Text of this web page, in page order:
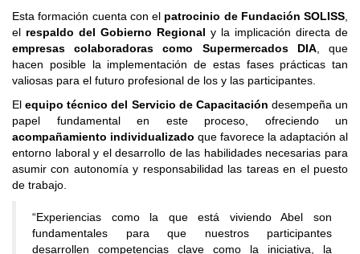
Esta formación cuenta con el patrocinio de Fundación SOLISS,
el respaldo del Gobierno Regional y la implicación directa de
empresas colaboradoras como Supermercados DIA, que
hacen posible la implementación de estas fases prácticas tan
valiosas para el futuro profesional de los y las participantes.
Elequipo técnico del Servicio de Capacitación desempeña un
papel fundamental en este proceso, ofreciendo un
acompañamiento individualizado que favorece la adaptación al
entorno laboral y el desarrollo de las habilidades necesarias para
asumir con autonomía y responsabilidad las tareas en el puesto
de trabajo.
“Experiencias como la que está viviendo Abel son
fundamentales para que nuestros participantes
desarrollen competencias clave como la iniciativa, la